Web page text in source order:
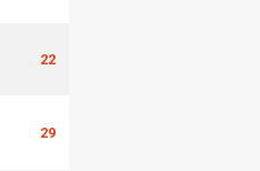
22
29